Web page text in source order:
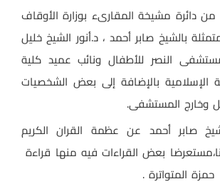
دائرة مشيخة المقارىء بوزارة الأوقاف
بالشيخ صابر أحمد ، د.أنور الشيخ خليل
النصر للأطفال ونائب عميد كلية
الإسلامية بالإضافة إلى بعض الشخصيات
وخارج المستشفى.
صابر أحمد عن عظمة القران الكريم
بعض القراءات فيه منها قراءة
المتواترة .